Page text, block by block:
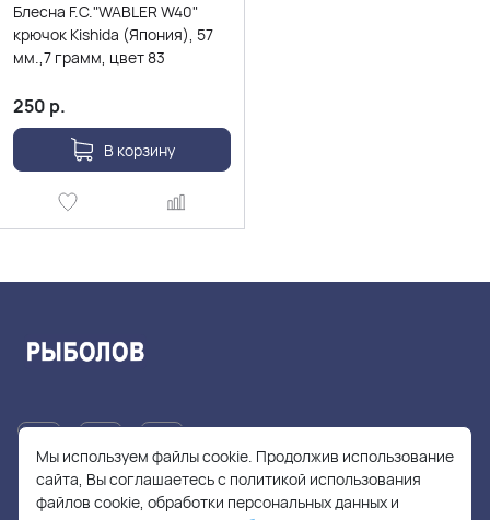
Блесна F.C."WABLER W40"
крючок Kishida (Япония), 57
мм.,7 грамм, цвет 83
250 р.
В корзину
+7(905)705-55-49
Мы используем файлы cookie. Продолжив использование
сайта, Вы соглашаетесь с политикой использования
файлов cookie, обработки персональных данных и